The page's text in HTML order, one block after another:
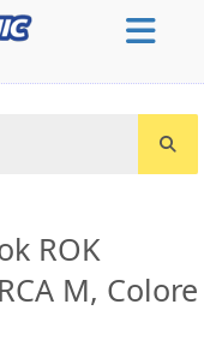
ROK
M, Colore